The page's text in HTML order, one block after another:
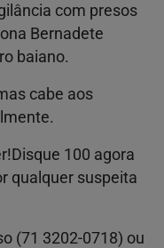
com presos
Bernadete
baiano.
cabe aos
100 agora
qualquer suspeita
(71 3202-0718) ou